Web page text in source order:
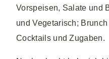
Vorspeisen, Salate und
und Vegetarisch;
Cocktails und Zugaben.